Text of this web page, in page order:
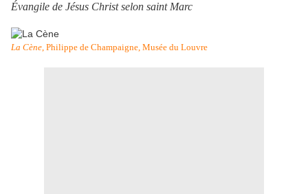
Évangile de Jésus Christ selon saint Marc
La Cène, Philippe de Champaigne, Musée du Louvre